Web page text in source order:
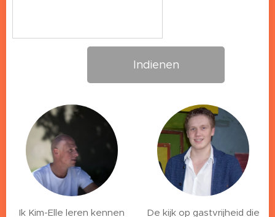
Indienen
Ik Kim-Elle leren kennen
De kijk op gastvrijheid die